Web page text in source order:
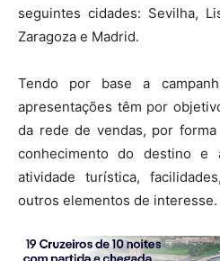
seguintes cidades: Sevilha,
Zaragoza e Madrid.
Tendo por base a
apresentações têm por
da rede de vendas, por
conhecimento do destino e
atividade turística,
outros elementos de interesse.